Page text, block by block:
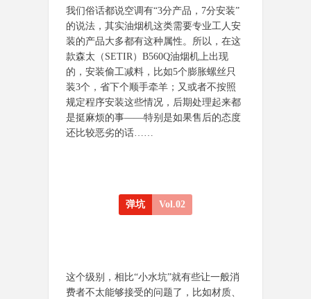
我们俗话都说空调有“3分产品，7分安装”
的说法，其实油烟机这类需要专业工人安
装的产品大多都有这种属性。所以，在这
款森太（SETIR）B560Q油烟机上出现
的，安装偷工减料，比如5个膨胀螺丝只
装3个，省下个顺手牵羊；又或者不按照
规定程序安装这些情况，后期处理起来都
是挺麻烦的事——特别是如果售后的态度
还比较恶劣的话……
弹坑 Vol.02
这个级别，相比“小水坑”就有些让一般消
费者不太能够接受的问题了，比如材质、